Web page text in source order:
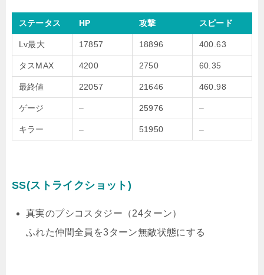
ステータス HP 攻撃 スピード
Lv最大 17857 18896 400.63
タスMAX 4200 2750 60.35
最終値 22057 21646 460.98
ゲージ – 25976 –
キラー – 51950 –
SS(ストライクショット)
真実のプシコスタジー（24ターン）
ふれた仲間全員を3ターン無敵状態にする